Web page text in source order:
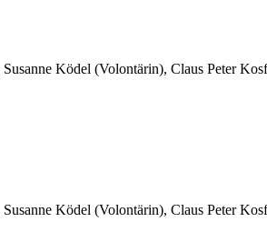
Susanne Ködel (Volontärin), Claus Peter
Susanne Ködel (Volontärin), Claus Peter